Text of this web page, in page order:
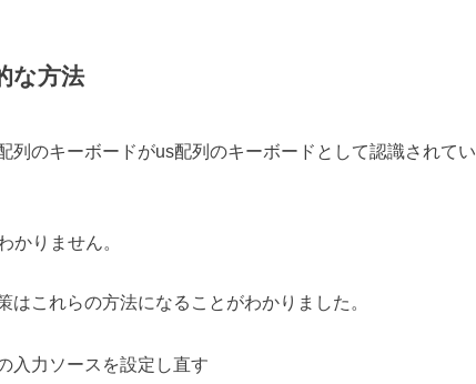
な方法
列のキーボードがus配列のキーボードとして認識されてい
かりません。
これらの方法になることがわかりました。
入力ソースを設定し直す